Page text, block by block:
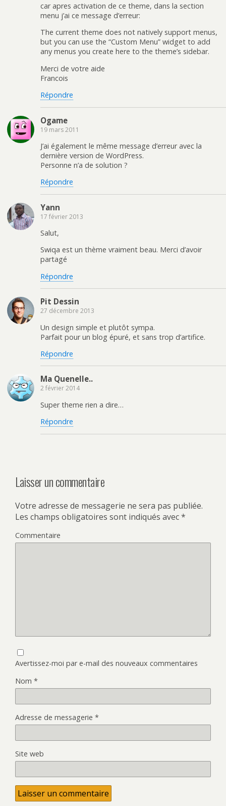
car apres activation de ce theme, dans la section
menu j’ai ce message d’erreur:
The current theme does not natively support menus,
but you can use the “Custom Menu” widget to add
any menus you create here to the theme’s sidebar.
Merci de votre aide
Francois
Répondre
Ogame
19 mars 2011
J’ai également le même message d’erreur avec la
dernière version de WordPress.
Personne n’a de solution ?
Répondre
Yann
17 février 2013
Salut,
Swiqa est un thème vraiment beau. Merci d’avoir
partagé
Répondre
Pit Dessin
27 décembre 2013
Un design simple et plutôt sympa.
Parfait pour un blog épuré, et sans trop d’artifice.
Répondre
Ma Quenelle..
2 février 2014
Super theme rien a dire…
Répondre
Laisser un commentaire
Votre adresse de messagerie ne sera pas publiée.
Les champs obligatoires sont indiqués avec*
Commentaire
Avertissez-moi par e-mail des nouveaux commentaires
Nom *
Adresse de messagerie *
Site web